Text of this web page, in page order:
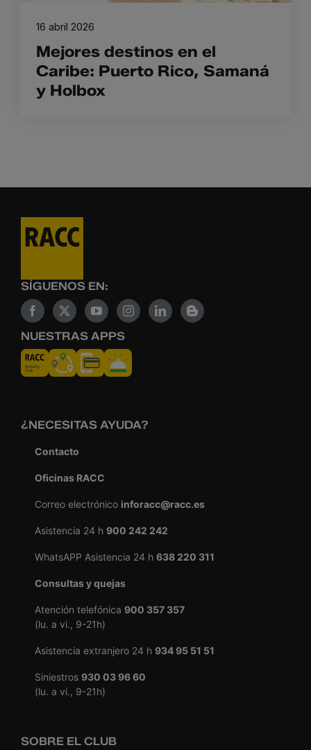
Mejores destinos en el
Caribe: Puerto Rico, Samaná
y Holbox
16 abril 2026
SÍGUENOS EN:
NUESTRAS APPS
¿NECESITAS AYUDA?
Contacto
Oficinas RACC
Correo electrónico inforacc@racc.es
Asistencia 24 h 900 242 242
WhatsAPP Asistencia 24 h 638 220 311
Consultas y quejas
Atención telefónica 900 357 357
(lu. a vi., 9-21h)
Asistencia extranjero 24 h 934 95 51 51
Siniestros 930 03 96 60
(lu. a vi., 9-21h)
SOBRE EL CLUB